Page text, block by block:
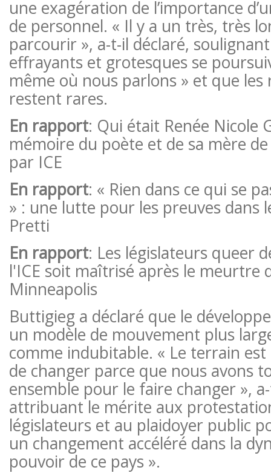
une exagération de l’importance
de personnel. « Il y a un très, très
parcourir », a-t-il déclaré,
effrayants et grotesques se
même où nous parlons » et que les
restent rares.
En rapport: Qui était Renée Nicole
mémoire du poète et de sa mère
par ICE
En rapport: « Rien dans ce qui se
» : une lutte pour les preuves dans
Pretti
En rapport: Les législateurs queer
l'ICE soit maîtrisé après le meurtre
Minneapolis
Buttigieg a déclaré que le
un modèle de mouvement plus
comme indubitable. « Le terrain
de changer parce que nous avons
ensemble pour le faire changer »,
attribuant le mérite aux
législateurs et au plaidoyer public
un changement accéléré dans la
pouvoir de ce pays ».